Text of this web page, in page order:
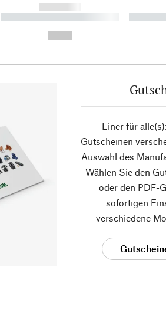
------------
----------- ----------- ----------
Einer für
Gutscheinen
Auswahl des
Wählen Sie den
oder den PDF-
sofortigen
verschiedene